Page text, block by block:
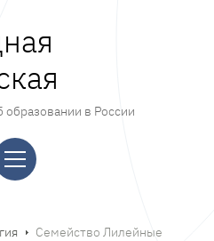
в России
Семейство Лилейные